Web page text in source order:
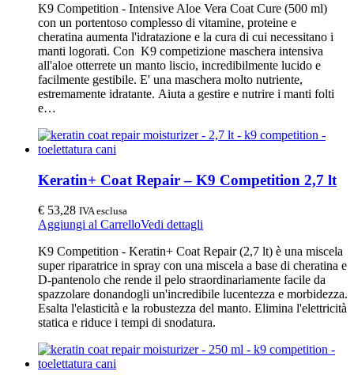
K9 Competition - Intensive Aloe Vera Coat Cure (500 ml)
con un portentoso complesso di vitamine, proteine e
cheratina aumenta l'idratazione e la cura di cui necessitano i
manti logorati. Con K9 competizione maschera intensiva
all'aloe otterrete un manto liscio, incredibilmente lucido e
facilmente gestibile. E' una maschera molto nutriente,
estremamente idratante. Aiuta a gestire e nutrire i manti folti
e…
Keratin+ Coat Repair – K9 Competition 2,7 lt
€ 53,28 IVA esclusa
Aggiungi al CarrelloVedi dettagli
K9 Competition - Keratin+ Coat Repair (2,7 lt) è una miscela
super riparatrice in spray con una miscela a base di cheratina e
D-pantenolo che rende il pelo straordinariamente facile da
spazzolare donandogli un'incredibile lucentezza e morbidezza.
Esalta l'elasticità e la robustezza del manto. Elimina l'elettricità
statica e riduce i tempi di snodatura.